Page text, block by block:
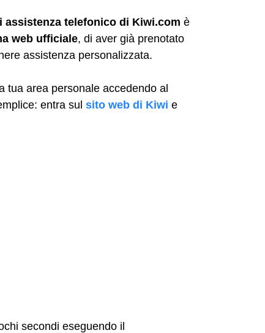
telefonico di Kiwi.com è
web ufficiale, di aver già prenotato
assistenza personalizzata.
tua area personale accedendo al
entra sul sito web di Kiwi e
secondi eseguendo il